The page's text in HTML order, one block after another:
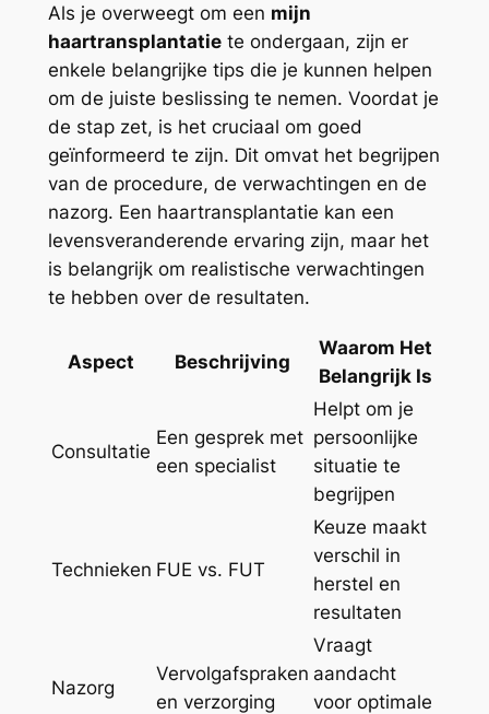
Als je overweegt om een mijn
haartransplantatiete ondergaan, zijn er
enkele belangrijke tips die je kunnen helpen
om de juiste beslissing te nemen. Voordat je
de stap zet, is het cruciaal om goed
geïnformeerd te zijn. Dit omvat het begrijpen
van de procedure, de verwachtingen en de
nazorg. Een haartransplantatie kan een
levensveranderende ervaring zijn, maar het
is belangrijk om realistische verwachtingen
te hebben over de resultaten.
Aspect Beschrijving
Waarom Het
Belangrijk Is
Consultatie
Een gesprek met
een specialist
Helpt om je
persoonlijke
situatie te
begrijpen
Technieken FUE vs. FUT
Keuze maakt
verschil in
herstel en
resultaten
Nazorg
Vervolgafspraken
en verzorging
Vraagt
aandacht
voor optimale